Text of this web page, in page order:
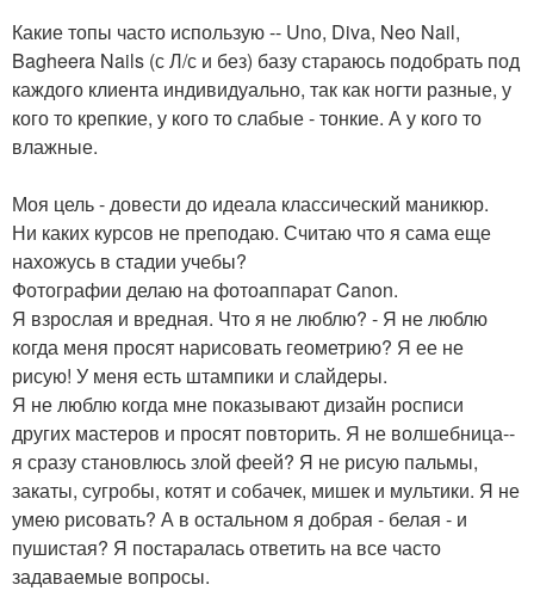
Какие топы часто использую -- Uno, Diva, Neo Nail,
Bagheera Nails (с Л/с и без) базу стараюсь подобрать под
каждого клиента индивидуально, так как ногти разные, у
кого то крепкие, у кого то слабые - тонкие. А у кого то
влажные.
Моя цель - довести до идеала классический маникюр.
Ни каких курсов не преподаю. Считаю что я сама еще
нахожусь в стадии учебы?
Фотографии делаю на фотоаппарат Canon.
Я взрослая и вредная. Что я не люблю? - Я не люблю
когда меня просят нарисовать геометрию? Я ее не
рисую! У меня есть штампики и слайдеры.
Я не люблю когда мне показывают дизайн росписи
других мастеров и просят повторить. Я не волшебница--
я сразу становлюсь злой феей? Я не рисую пальмы,
закаты, сугробы, котят и собачек, мишек и мультики. Я не
умею рисовать? А в остальном я добрая - белая - и
пушистая? Я постаралась ответить на все часто
задаваемые вопросы.